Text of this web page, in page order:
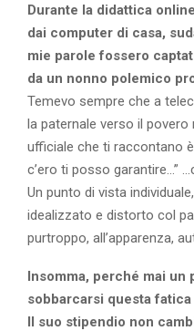
Durante la didattica
dai computer di casa,
mie parole fossero
da un nonno polemico
Temevo sempre che a
la paternale verso il povero
ufficiale che ti raccontano
c’ero ti posso garantire…”
Un punto di vista
idealizzato e distorto col
purtroppo, all’apparenza,
Insomma, perché mai un
sobbarcarsi questa fatica
Il suo stipendio non